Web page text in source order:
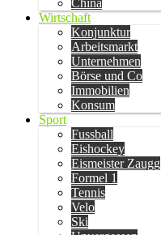
China
Wirtschaft
Konjunktur
Arbeitsmarkt
Unternehmen
Börse und Co
Immobilien
Konsum
Sport
Fussball
Eishockey
Eismeister Zaugg
Formel 1
Tennis
Velo
Ski